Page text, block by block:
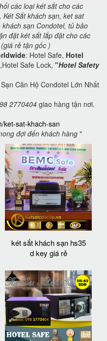
các loại két sắt cho các
Sắt khách sạn, ket sat
sạn Condotel, tủ bảo
đặt két sắt lắp đặt cho các
rẻ tận gốc )
: Hotel Safe, Hotel
Safe Lock, "Hotel Safety
Căn Hộ Condotel Lớn Nhất
2770404 giao hàng tận nơi.
ket-sat-khach-san
đợi đến khách hàng "
két sắt khách sạn hs35
d key giá rẻ